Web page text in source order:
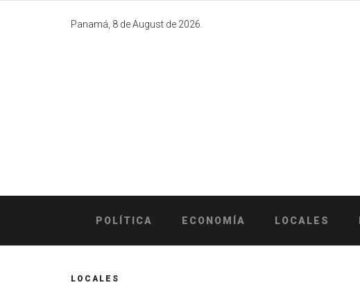
Panamá, 8 de August de 2026.
POLÍTICA ECONOMÍA LOCALES
LOCALES